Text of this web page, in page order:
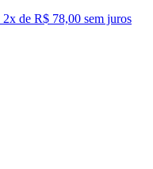
2x de R$ 78,00 sem juros